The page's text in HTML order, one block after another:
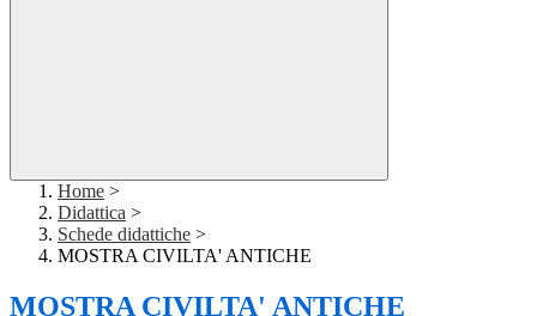
Home >
Didattica >
Schede didattiche >
MOSTRA CIVILTA' ANTICHE
MOSTRA CIVILTA' ANTICHE